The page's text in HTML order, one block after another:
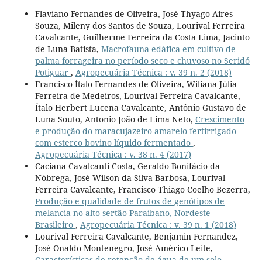
Flaviano Fernandes de Oliveira, José Thyago Aires
Souza, Mileny dos Santos de Souza, Lourival Ferreira
Cavalcante, Guilherme Ferreira da Costa Lima, Jacinto
de Luna Batista, Macrofauna edáfica em cultivo de
palma forrageira no período seco e chuvoso no Seridó
Potiguar , Agropecuária Técnica : v. 39 n. 2 (2018)
Francisco Ítalo Fernandes de Oliveira, Wiliana Júlia
Ferreira de Medeiros, Lourival Ferreira Cavalcante,
Ítalo Herbert Lucena Cavalcante, Antônio Gustavo de
Luna Souto, Antonio João de Lima Neto, Crescimento
e produção do maracujazeiro amarelo fertirrigado
com esterco bovino líquido fermentado ,
Agropecuária Técnica : v. 38 n. 4 (2017)
Caciana Cavalcanti Costa, Geraldo Bonifácio da
Nóbrega, José Wilson da Silva Barbosa, Lourival
Ferreira Cavalcante, Francisco Thiago Coelho Bezerra,
Produção e qualidade de frutos de genótipos de
melancia no alto sertão Paraibano, Nordeste
Brasileiro , Agropecuária Técnica : v. 39 n. 1 (2018)
Lourival Ferreira Cavalcante, Benjamin Fernandez,
José Onaldo Montenegro, José Américo Leite,